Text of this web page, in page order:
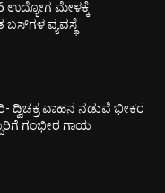
ಉದ್ಯೋಗ ಮೇಳಕ್ಕೆ
ಬಸ್‌ಗಳ ವ್ಯವಸ್ಥೆ
ದ್ವಿಚಕ್ರ ವಾಹನ ನಡುವೆ ಭೀಕರ
ಗಂಭೀರ ಗಾಯ